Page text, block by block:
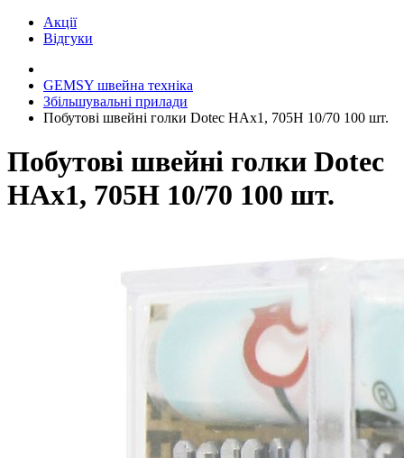
Акції
Відгуки
GEMSY швейна техніка
Збільшувальні прилади
Побутові швейні голки Dotec HAx1, 705H 10/70 100 шт.
Побутові швейні голки Dotec
HAx1, 705H 10/70 100 шт.